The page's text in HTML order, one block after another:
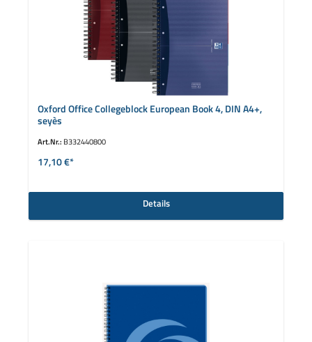
Oxford Office Collegeblock European Book 4, DIN A4+,
seyès
Art.Nr.: B332440800
17,10 €*
Details